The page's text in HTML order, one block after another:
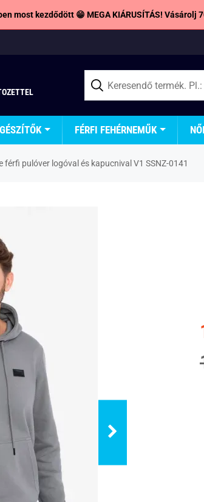
most kezdődött 😁 MEGA KIÁRUSÍTÁS! Vásárolj
FÉRFI FEHÉRNEMŰK
férfi pulóver logóval és kapucnival V1 SSNZ-0141